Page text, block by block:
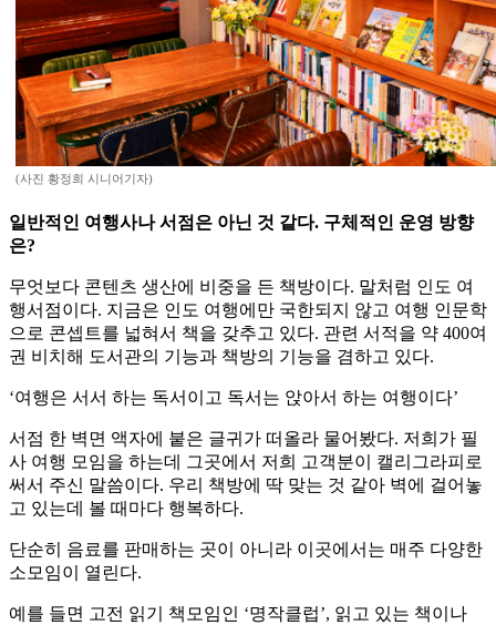
(사진 황정희 시니어기자)
일반적인 여행사나 서점은 아닌 것 같다. 구체적인 운영 방향
은?
무엇보다 콘텐츠 생산에 비중을 든 책방이다. 말처럼 인도 여
행서점이다. 지금은 인도 여행에만 국한되지 않고 여행 인문학
으로 콘셉트를 넓혀서 책을 갖추고 있다. 관련 서적을 약 400여
권 비치해 도서관의 기능과 책방의 기능을 겸하고 있다.
‘여행은 서서 하는 독서이고 독서는 앉아서 하는 여행이다’
서점 한 벽면 액자에 붙은 글귀가 떠올라 물어봤다. 저희가 필
사 여행 모임을 하는데 그곳에서 저희 고객분이 캘리그라피로
써서 주신 말씀이다. 우리 책방에 딱 맞는 것 같아 벽에 걸어놓
고 있는데 볼 때마다 행복하다.
단순히 음료를 판매하는 곳이 아니라 이곳에서는 매주 다양한
소모임이 열린다.
예를 들면 고전 읽기 책모임인 ‘명작클럽’, 읽고 있는 책이나